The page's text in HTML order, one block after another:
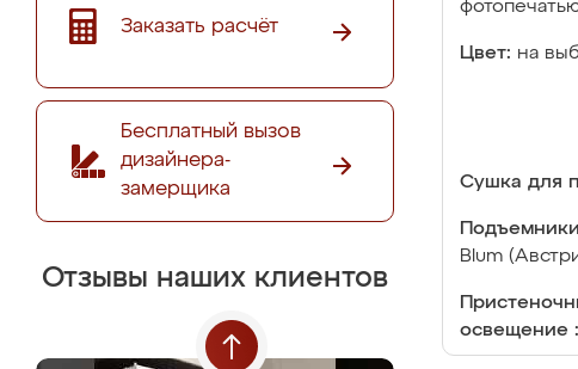
Заказать расчёт
Бесплатный вызов
дизайнера-
замерщика
Отзывы наших клиентов
Цвет: на
Сушка для
Blum
освещение :